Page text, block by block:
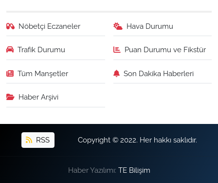
Nöbetçi Eczaneler Hava Durumu
Trafik Durumu Puan Durumu ve Fikstür
Tüm Manşetler Son Dakika Haberleri
Haber Arşivi
RSS Copyright © 2022. Her hakkı saklıdır.
Haber Yazılımı: TE Bilişim